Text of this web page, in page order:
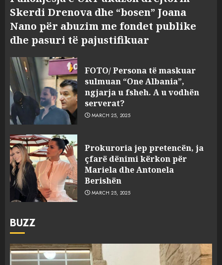
Skerdi Drenova dhe “bosen” Joana
Nano për abuzim me fondet publike
dhe pasuri të pajustifikuar
FOTO/ Persona të maskuar
sulmuan “One Albania”,
ngjarja u fsheh. A u vodhën
serverat?
MARCH 25, 2025
Prokuroria jep pretencën, ja
çfarë dënimi kërkon për
Mariela dhe Antonela
Berishën
MARCH 25, 2025
BUZZ